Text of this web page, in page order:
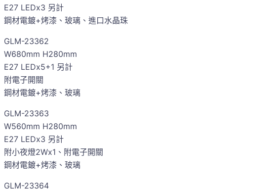
E27 LEDx3 另計
鋼材電鍍+烤漆、玻璃、進口水晶珠
GLM-23362
W680mm H280mm
E27 LEDx5+1 另計
附電子開關
鋼材電鍍+烤漆、玻璃
GLM-23363
W560mm H280mm
E27 LEDx3 另計
附小夜燈2Wx1、附電子開關
鋼材電鍍+烤漆、玻璃
GLM-23364